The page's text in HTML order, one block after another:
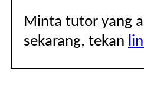
Minta tutor yang
sekarang, tekan